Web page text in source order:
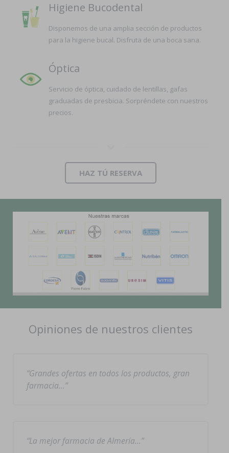
Higiene Bucodental
Disponemos de una amplia sección de productos
para la higiene bucal. Disfruta de una boca sana.
Óptica
Servicio de óptica, cuidado de lentillas, gafas
graduadas de presbicia. Sorpréndete con nuestros
precios.
HAZ TÚ RESERVA
Opiniones de nuestros clientes
Grandes ofertas en todos los productos, gran
farmacia…
La mejor farmacia de Almería…